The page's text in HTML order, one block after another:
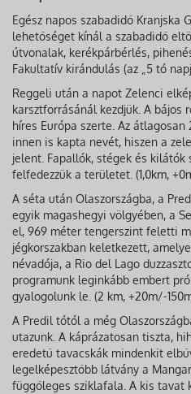
Egész napos szabadidő Kranjska
lehetőséget kínál a szabadidő
útvonalak, kerékpárbérlés,
Fakultatív kirándulás (az „5 tó
Reggeli után a napot Zelenci
karsztforrásánál kezdjük. A bájos
híres Európa szerte. Az
innen is kapta nevét, hiszen a
jelent. Fapallók, stégek és
felfedezzük a területet. (1,0km,
A séta után Olaszországba, a
egyik magashegyi völgyében, a
el, 969 méter tengerszint feletti
jégkorszakban keletkezett,
névadója, a Rio del Lago
programunk leginkább embert
gyalogolunk le. (2 km, +20m/-
A Predil tótól a még
utazunk. A káprázatosan tiszta,
eredetű tavacskák mindenkit
legelképesztőbb látvány a
függőleges sziklafala. A kis tavat